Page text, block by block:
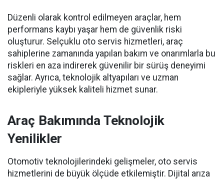
Düzenli olarak kontrol edilmeyen araçlar, hem
performans kaybı yaşar hem de güvenlik riski
oluşturur. Selçuklu oto servis hizmetleri, araç
sahiplerine zamanında yapılan bakım ve onarımlarla bu
riskleri en aza indirerek güvenilir bir sürüş deneyimi
sağlar. Ayrıca, teknolojik altyapıları ve uzman
ekipleriyle yüksek kaliteli hizmet sunar.
Araç Bakımında Teknolojik
Yenilikler
Otomotiv teknolojilerindeki gelişmeler, oto servis
hizmetlerini de büyük ölçüde etkilemiştir. Dijital arıza